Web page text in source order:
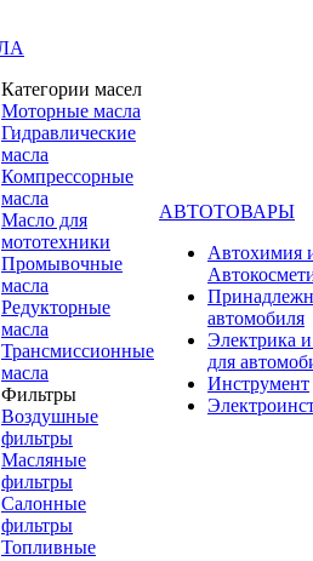
Категории масел
Моторные масла
Гидравлические
масла
Компрессорные
масла
Масло для
мототехники
Промывочные
масла
Редукторные
масла
Трансмиссионные
масла
Фильтры
Воздушные
фильтры
Масляные
фильтры
Салонные
фильтры
Топливные
АВТОТОВАРЫ
Автохимия
автомобиля
Электрика
для
Инструмент